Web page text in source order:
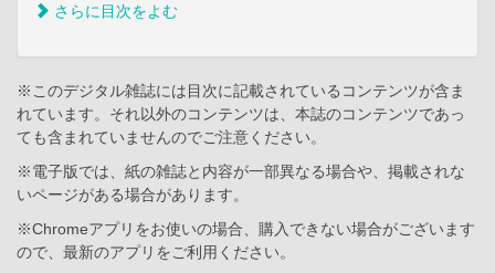
さらに目次をよむ
※このデジタル雑誌には目次に記載されているコンテンツが含ま
れています。それ以外のコンテンツは、本誌のコンテンツであっ
ても含まれていませんのでご注意ください。
※電子版では、紙の雑誌と内容が一部異なる場合や、掲載されな
いページがある場合があります。
※Chromeアプリをお使いの場合、購入できない場合がございます
ので、最新のアプリをご利用ください。